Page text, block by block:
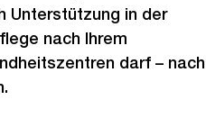
Unterstützung in der
nach Ihrem
darf – nach